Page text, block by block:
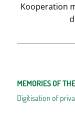
Kooperation
MEMORIES OF
Digitisation of